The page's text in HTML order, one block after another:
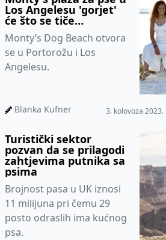
Los Angelesu 'gorjet'
će što se tiče
promocije Hrvatske
Monty’s Dog Beach otvora
se u Portorožu i Los
Angelesu.
Blanka Kufner 3. kolovoza 2023.
Turistički sektor
pozvan da se prilagodi
zahtjevima putnika sa
psima
Brojnost pasa u UK iznosi
11 milijuna pri čemu 29
posto odraslih ima kućnog
psa.